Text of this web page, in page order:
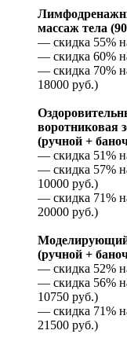
массаж тела
— скидка 55%
— скидка 60%
— скидка 70%
18000 руб.)
воротниковая
(ручной +
— скидка 51%
— скидка 57%
10000 руб.)
— скидка 71%
20000 руб.)
Моделирующий
(ручной +
— скидка 52%
— скидка 56%
10750 руб.)
— скидка 71%
21500 руб.)